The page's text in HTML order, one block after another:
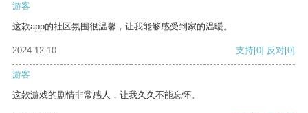
游客
这款app的社区氛围很温馨，让我能够感受到家的温暖。
2024-12-10 支持[0] 反对[0]
游客
这款游戏的剧情非常感人，让我久久不能忘怀。